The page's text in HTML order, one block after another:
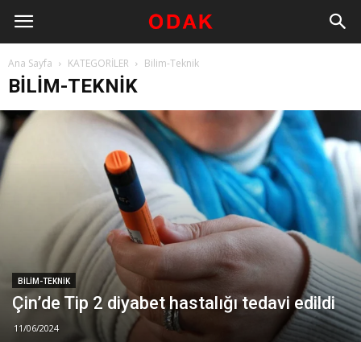
Ana Sayfa KATEGORİLER Bilim-Teknik
BILIM-TEKNIK
BILIM-TEKNIK
Çin’de Tip 2 diyabet hastalığı tedavi edildi
11/06/2024